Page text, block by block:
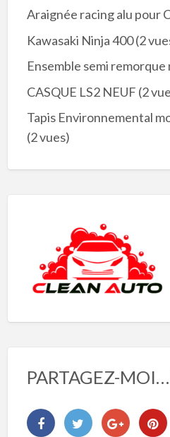
Araignée racing alu pour
Kawasaki Ninja 400(2
Ensemble semi remorque
CASQUE LS2 NEUF (2
Tapis Environnemental
(2 vues)
PARTAGEZ-